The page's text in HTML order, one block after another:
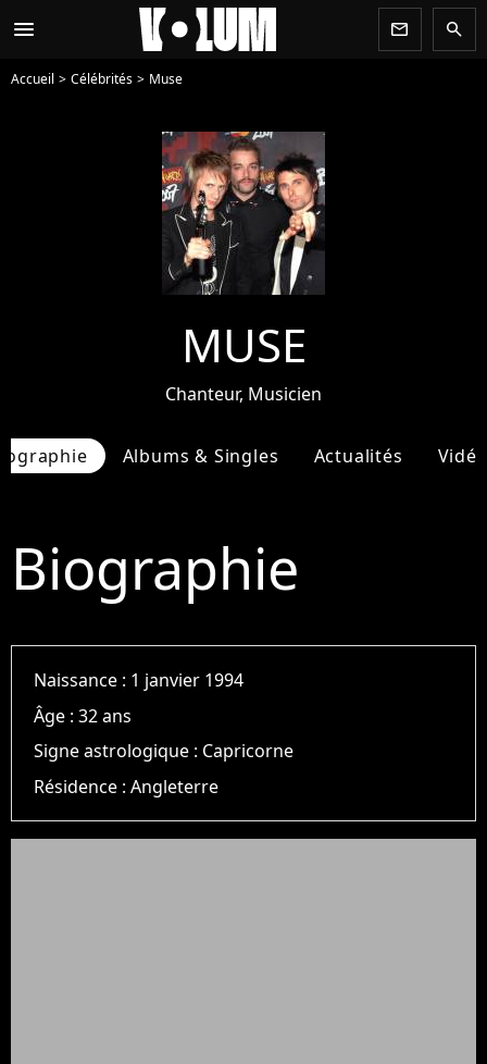
menu newsletter search
Accueil Célébrités Muse
MUSE
Chanteur, Musicien
Albums & Singles Actualités
Biographie
Naissance : 1 janvier 1994
Âge :32 ans
Signe astrologique : Capricorne
Résidence :Angleterre